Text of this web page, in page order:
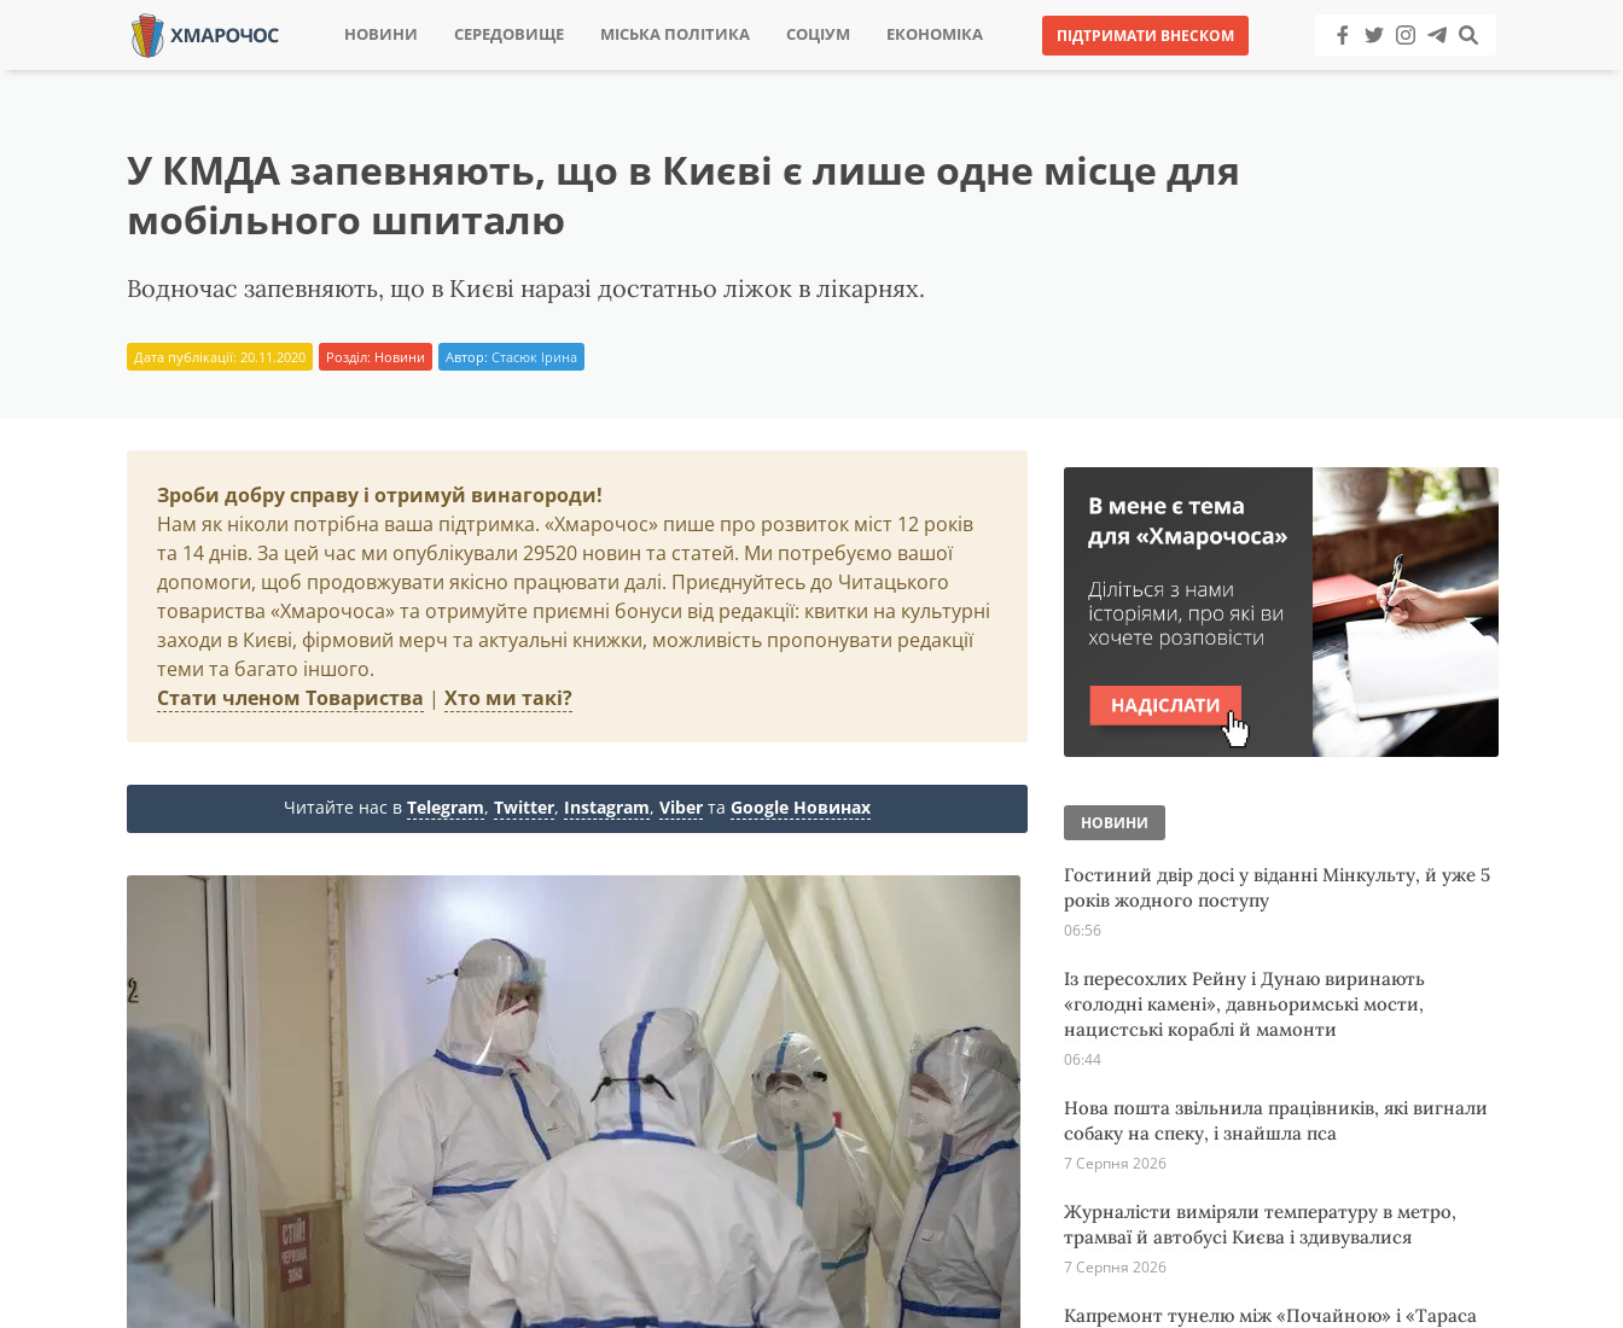
НОВИНИ СЕРЕДОВИЩЕ МІСЬКА ПОЛІТИКА СОЦІУМ ЕКОНОМІКА ПІДТРИМАТИ ВНЕСКОМ
У КМДА запевняють, що в Києві є лише одне місце для
мобільного шпиталю
Водночас запевняють, що в Києві наразі достатньо ліжок в лікарнях.
Дата публікації: 20.11.2020 Розділ: Новини Автор: Стасюк Ірина
Зроби добру справу і отримуй винагороди!
Нам як ніколи потрібна ваша підтримка. «Хмарочос» пише про розвиток міст 12 років
та 14 днів. За цей час ми опублікували 29520 новин та статей. Ми потребуємо вашої
допомоги, щоб продовжувати якісно працювати далі. Приєднуйтесь до Читацького
товариства «Хмарочоса» та отримуйте приємні бонуси від редакції: квитки на культурні
заходи в Києві, фірмовий мерч та актуальні книжки, можливість пропонувати редакції
теми та багато іншого.
Стати членом Товариства | Хто ми такі?
Читайте нас в Telegram, Twitter, Instagram, Viber та Google Новинах
НОВИНИ
Гостиний двір досі у віданні Мінкульту, й уже 5
років жодного поступу
06:56
Із пересохлих Рейну і Дунаю виринають
«голодні камені», давньоримські мости,
нацистські кораблі й мамонти
06:44
Нова пошта звільнила працівників, які вигнали
собаку на спеку, і знайшла пса
7 Серпня 2026
Журналісти виміряли температуру в метро,
трамваї й автобусі Києва і здивувалися
7 Серпня 2026
Капремонт тунелю між «Почайною» і «Тараса